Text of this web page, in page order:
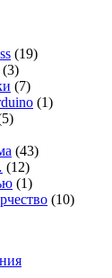
(19)
(3)
(7)
(1)
(43)
(12)
(1)
(10)